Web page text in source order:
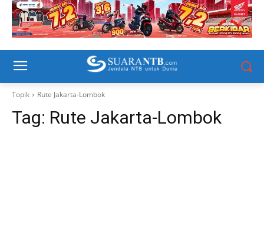
Topik Rute Jakarta-Lombok
Tag: Rute Jakarta-Lombok